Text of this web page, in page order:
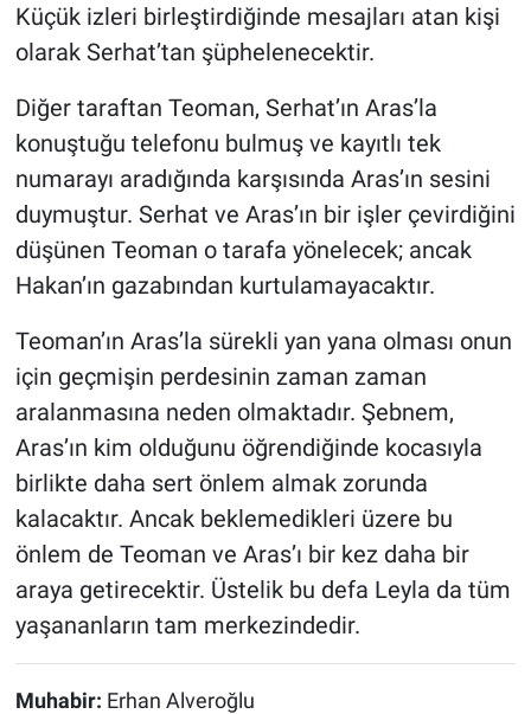
Küçük izleri birleştirdiğinde mesajları atan kişi
olarak Serhat’tan şüphelenecektir.
Diğer taraftan Teoman, Serhat’ın Aras’la
konuştuğu telefonu bulmuş ve kayıtlı tek
numarayı aradığında karşısında Aras’ın sesini
duymuştur. Serhat ve Aras’ın bir işler çevirdiğini
düşünen Teoman o tarafa yönelecek; ancak
Hakan’ın gazabından kurtulamayacaktır.
Teoman’ın Aras’la sürekli yan yana olması onun
için geçmişin perdesinin zaman zaman
aralanmasına neden olmaktadır. Şebnem,
Aras’ın kim olduğunu öğrendiğinde kocasıyla
birlikte daha sert önlem almak zorunda
kalacaktır. Ancak beklemedikleri üzere bu
önlem de Teoman ve Aras’ı bir kez daha bir
araya getirecektir. Üstelik bu defa Leyla da tüm
yaşananların tam merkezindedir.
Muhabir: Erhan Alveroğlu